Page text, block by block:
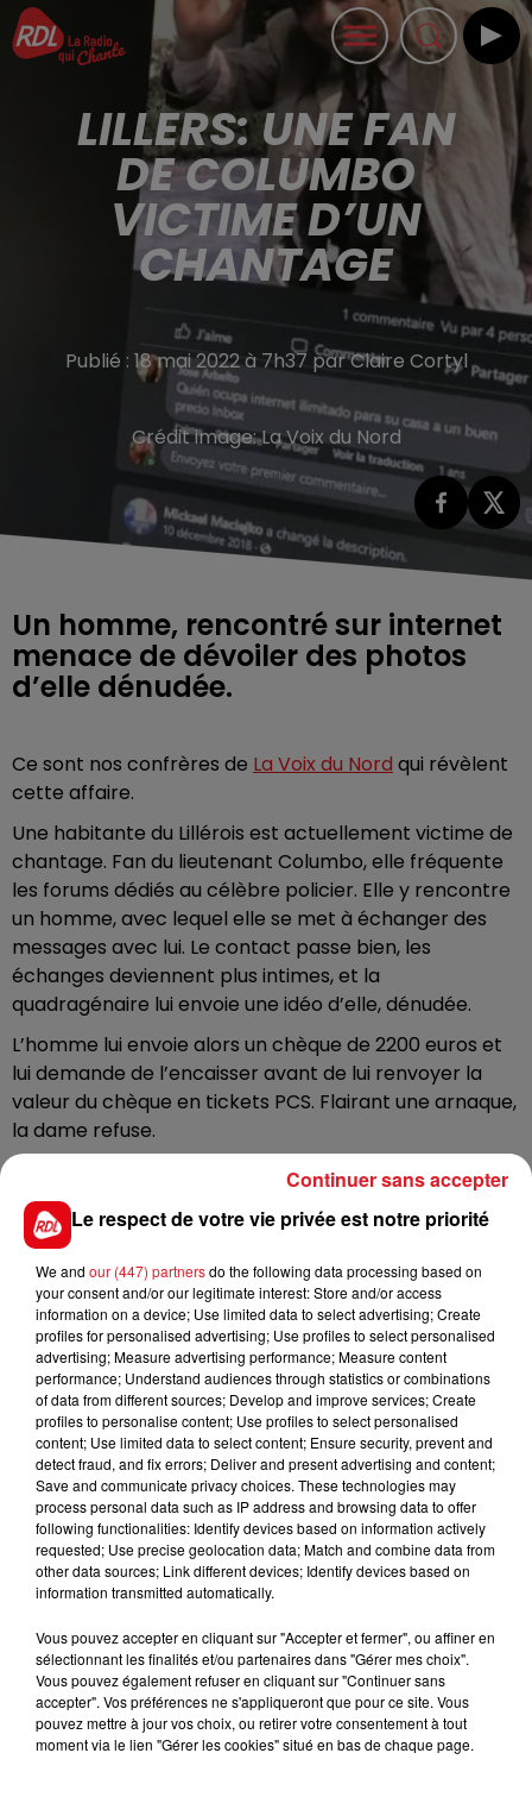
LILLERS: UNE FAN
DE COLUMBO
VICTIME D’UN
CHANTAGE
Publié : 18 mai 2022 à 7h37 par Claire Cortyl
Crédit image:La Voix du Nord
Un homme, rencontré sur internet
menace de dévoiler des photos
d’elle dénudée.
Ce sont nos confrères de La Voix du Nord qui révèlent
cette affaire.
Une habitante du Lillérois est actuellement victime de
chantage. Fan du lieutenant Columbo, elle fréquente
les forums dédiés au célèbre policier. Elle y rencontre
un homme, avec lequel elle se met à échanger des
messages avec lui. Le contact passe bien, les
échanges deviennent plus intimes, et la
quadragénaire lui envoie une idéo d’elle, dénudée.
L’homme lui envoie alors un chèque de 2200 euros et
lui demande de l’encaisser avant de lui renvoyer la
valeur du chèque en tickets PCS. Flairant une arnaque,
la dame refuse.
L’homme devient alors plus virulent, et menace de
diffuser auprès de ses amis la vidéo privée qu’elle lui a
envoyée. Elle envoie alors un ticket PCS d’une valeur
de 100 € mais c’est insuffisant pour le maître
chanteur qui poursuit son chantage.
Une plainte a été déposée, afin de retrouver cet
homme.
FIL D'ACTUS
15 juillet 2026
BÉTHUNE: ENQUÊTE POUR HOMICIDE
VOLONTAIRE EN COURS, APRÈS LA...
Le respect de votre vie privée est notre priorité
We and our (447) partnersdo the following data processing based on
your consent and/or our legitimate interest: Store and/or access
information on a device; Use limited data to select advertising; Create
profiles for personalised advertising; Use profiles to select personalised
advertising; Measure advertising performance; Measure content
performance; Understand audiences through statistics or combinations
of data from different sources; Develop and improve services; Create
profiles to personalise content; Use profiles to select personalised
content; Use limited data to select content; Ensure security, prevent and
detect fraud, and fix errors; Deliver and present advertising and content;
Save and communicate privacy choices. These technologies may
process personal data such as IP address and browsing data to offer
following functionalities: Identify devices based on information actively
requested; Use precise geolocation data; Match and combine data from
other data sources; Link different devices; Identify devices based on
information transmitted automatically.
Vous pouvez accepter en cliquant sur "Accepter et fermer", ou affiner en
sélectionnant les finalités et/ou partenaires dans "Gérer mes choix".
Vous pouvez également refuser en cliquant sur "Continuer sans
accepter". Vos préférences ne s'appliqueront que pour ce site. Vous
pouvez mettre à jour vos choix, ou retirer votre consentement à tout
moment via le lien "Gérer les cookies" situé en bas de chaque page.
Continuer sans accepter